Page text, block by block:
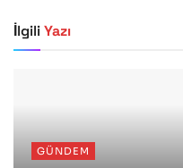
İlgiliYazı
GÜNDEM